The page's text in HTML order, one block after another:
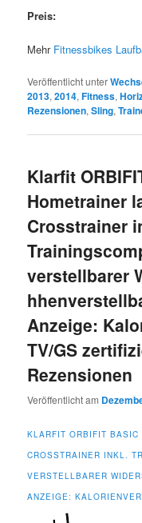
Preis:
Mehr Fitnessbikes
Veröffentlicht unter
2013,2014,Fitness,
Rezensionen,Sling,
Klarfit
Hometrainer
Crosstrainer
verstellbarer
Anzeige:
TV/GS
Rezensionen
Veröffentlicht am
KLARFIT ORBIFIT BASIC
CROSSTRAINER INKL.
VERSTELLBARER
ANZEIGE: